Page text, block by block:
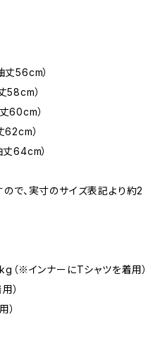
56cm）
58cm）
60cm）
62cm）
64cm）
で、実寸のサイズ表記より約2
（※インナーにTシャツを着用）
）
）